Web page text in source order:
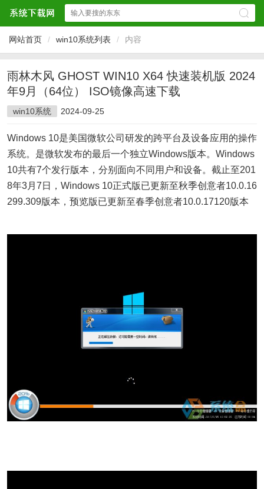
网站首页 / win10系统列表 / 内容
雨林木风 GHOST WIN10 X64 快速装机版 2024
年9月（64位） ISO镜像高速下载
win10系统 2024-09-25
Windows 10是美国微软公司研发的跨平台及设备应用的操作
系统。是微软发布的最后一个独立Windows版本。Windows
10共有7个发行版本，分别面向不同用户和设备。截止至201
8年3月7日，Windows 10正式版已更新至秋季创意者10.0.16
299.309版本，预览版已更新至春季创意者10.0.17120版本